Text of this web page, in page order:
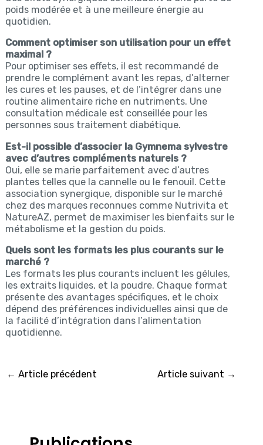
poids modérée et à une meilleure énergie au
quotidien.
Comment optimiser son utilisation pour un effet
maximal ?
Pour optimiser ses effets, il est recommandé de
prendre le complément avant les repas, d’alterner
les cures et les pauses, et de l’intégrer dans une
routine alimentaire riche en nutriments. Une
consultation médicale est conseillée pour les
personnes sous traitement diabétique.
Est-il possible d’associer la Gymnema sylvestre
avec d’autres compléments naturels ?
Oui, elle se marie parfaitement avec d’autres
plantes telles que la cannelle ou le fenouil. Cette
association synergique, disponible sur le marché
chez des marques reconnues comme Nutrivita et
NatureAZ, permet de maximiser les bienfaits sur le
métabolisme et la gestion du poids.
Quels sont les formats les plus courants sur le
marché ?
Les formats les plus courants incluent les gélules,
les extraits liquides, et la poudre. Chaque format
présente des avantages spécifiques, et le choix
dépend des préférences individuelles ainsi que de
la facilité d’intégration dans l’alimentation
quotidienne.
← Article précédent Article suivant →